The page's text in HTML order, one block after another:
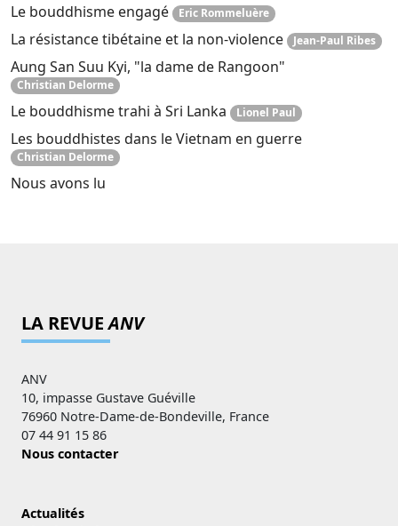
Le bouddhisme engagé Eric Rommeluère
La résistance tibétaine et la non-violence Jean-Paul Ribes
Aung San Suu Kyi, "la dame de Rangoon"
Christian Delorme
Le bouddhisme trahi à Sri Lanka Lionel Paul
Les bouddhistes dans le Vietnam en guerre
Christian Delorme
Nous avons lu
LA REVUEANV
ANV
10, impasse Gustave Guéville
76960 Notre-Dame-de-Bondeville, France
07 44 91 15 86
Nous contacter
Actualités